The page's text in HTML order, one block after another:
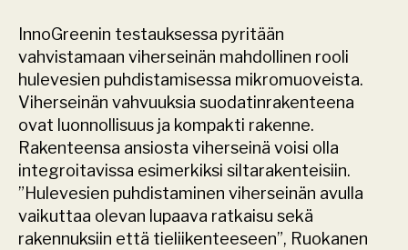
InnoGreenin testauksessa pyritään
vahvistamaan viherseinän mahdollinen rooli
hulevesien puhdistamisessa mikromuoveista.
Viherseinän vahvuuksia suodatinrakenteena
ovat luonnollisuus ja kompakti rakenne.
Rakenteensa ansiosta viherseinä voisi olla
integroitavissa esimerkiksi siltarakenteisiin.
”Hulevesien puhdistaminen viherseinän avulla
vaikuttaa olevan lupaava ratkaisu sekä
rakennuksiin että tieliikenteeseen”, Ruokanen